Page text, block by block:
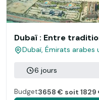
Dubaï : Entre
Dubaï, Émirats arabes
6 jours
Budget3658 € soit